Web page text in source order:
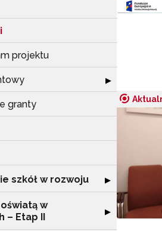
projektu
Rozwiń sekcję
▶
granty
szkół w rozwoju Rozwiń sekcję
▶
w
– Etap II
Rozwiń sekcję
▶